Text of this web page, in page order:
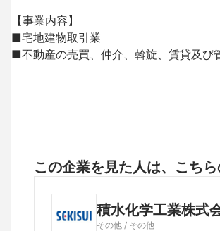
【事業内容】
■宅地建物取引業
■不動産の売買、仲介、斡旋、賃貸及び
この企業を見た人は、こち
積水化学工業株式
その他 / その他